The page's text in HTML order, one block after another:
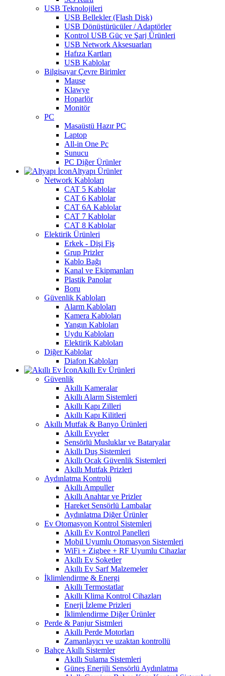
USB Teknolojileri
USB Bellekler (Flash Disk)
USB Dönüştürücüler / Adaptörler
Kontrol USB Güç ve Şarj Ürünleri
USB Network Aksesuarları
Hafıza Kartları
USB Kablolar
Bilgisayar Çevre Birimler
Mause
Klawye
Hoparlör
Monitör
PC
Masaüstü Hazır PC
Laptop
All-in One Pc
Sunucu
PC Diğer Ürünler
Altyapı Ürünler
Network Kabloları
CAT 5 Kablolar
CAT 6 Kablolar
CAT 6A Kablolar
CAT 7 Kablolar
CAT 8 Kablolar
Elektirik Ürünleri
Erkek - Dişi Fiş
Grup Prizler
Kablo Bağı
Kanal ve Ekipmanları
Plastik Panolar
Boru
Güvenlik Kabloları
Alarm Kabloları
Kamera Kabloları
Yangın Kabloları
Uydu Kabloları
Elektirik Kabloları
Diğer Kablolar
Diafon Kabloları
Akıllı Ev Ürünleri
Güvenlik
Akıllı Kameralar
Akıllı Alarm Sistemleri
Akıllı Kapı Zilleri
Akıllı Kapı Kilitleri
Akıllı Mutfak & Banyo Ürünleri
Akıllı Evyeler
Sensörlü Musluklar ve Bataryalar
Akıllı Duş Sistemleri
Akıllı Ocak Güvenlik Sistemleri
Akıllı Mutfak Prizleri
Aydınlatma Kontrolü
Akıllı Ampuller
Akıllı Anahtar ve Prizler
Hareket Sensörlü Lambalar
Aydınlatma Diğer Ürünler
Ev Otomasyon Kontrol Sistemleri
Akıllı Ev Kontrol Panelleri
Mobil Uyumlu Otomasyon Sistemleri
WiFi + Zigbee + RF Uyumlu Cihazlar
Akıllı Ev Soketler
Akıllı Ev Sarf Malzemeler
İklimlendirme & Energi
Akıllı Termostatlar
Akıllı Klima Kontrol Cihazları
Enerji İzleme Prizleri
İklimlendirme Diğer Ürünler
Perde & Panjur Sistmleri
Akıllı Perde Motorları
Zamanlayıcı ve uzaktan kontrollü
Bahçe Akıllı Sistemler
Akıllı Sulama Sistemleri
Güneş Enerjili Sensörlü Aydınlatma